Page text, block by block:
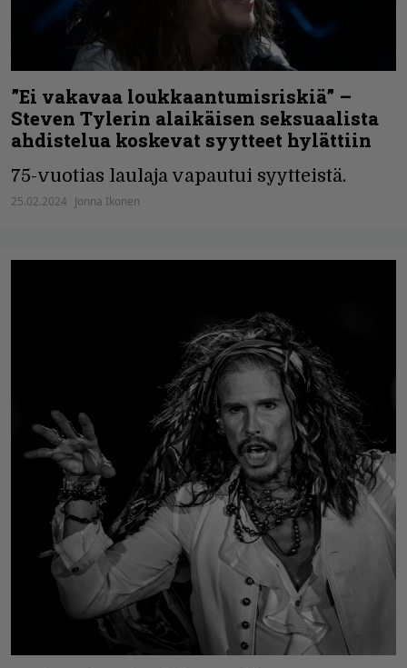
”Ei vakavaa loukkaantumisriskiä” –
Steven Tylerin alaikäisen seksuaalista
ahdistelua koskevat syytteet hylättiin
75-vuotias laulaja vapautui syytteistä.
25.02.2024 Jonna Ikonen